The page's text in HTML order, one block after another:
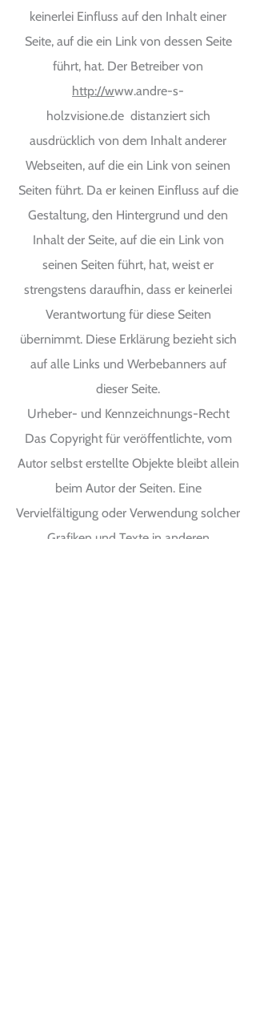
keinerlei Einfluss auf den Inhalt einer
Seite, auf die ein Link von dessen Seite
führt, hat. Der Betreiber von
http://www.andre-s-
holzvisione.de distanziert sich
ausdrücklich von dem Inhalt anderer
Webseiten, auf die ein Link von seinen
Seiten führt. Da er keinen Einfluss auf die
Gestaltung, den Hintergrund und den
Inhalt der Seite, auf die ein Link von
seinen Seiten führt, hat, weist er
strengstens daraufhin, dass er keinerlei
Verantwortung für diese Seiten
übernimmt. Diese Erklärung bezieht sich
auf alle Links und Werbebanners auf
dieser Seite.
Urheber- und Kennzeichnungs-Recht
Das Copyright für veröffentlichte, vom
Autor selbst erstellte Objekte bleibt allein
beim Autor der Seiten. Eine
Vervielfältigung oder Verwendung solcher
Grafiken und Texte in anderen